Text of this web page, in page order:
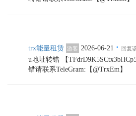
trx能量租赁 游客 2026-06-21 · 回复
u地址转错 【
错请联系TeleGram:【@TrxEm】